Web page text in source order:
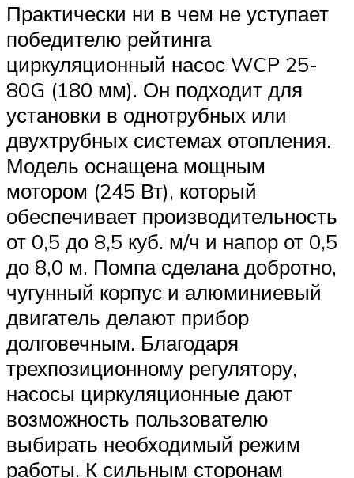
Практически ни в чем не уступает
победителю рейтинга
циркуляционный насос WCP 25-
80G (180 мм). Он подходит для
установки в однотрубных или
двухтрубных системах отопления.
Модель оснащена мощным
мотором (245 Вт), который
обеспечивает производительность
от 0,5 до 8,5 куб. м/ч и напор от 0,5
до 8,0 м. Помпа сделана добротно,
чугунный корпус и алюминиевый
двигатель делают прибор
долговечным. Благодаря
трехпозиционному регулятору,
насосы циркуляционные дают
возможность пользователю
выбирать необходимый режим
работы. К сильным сторонам